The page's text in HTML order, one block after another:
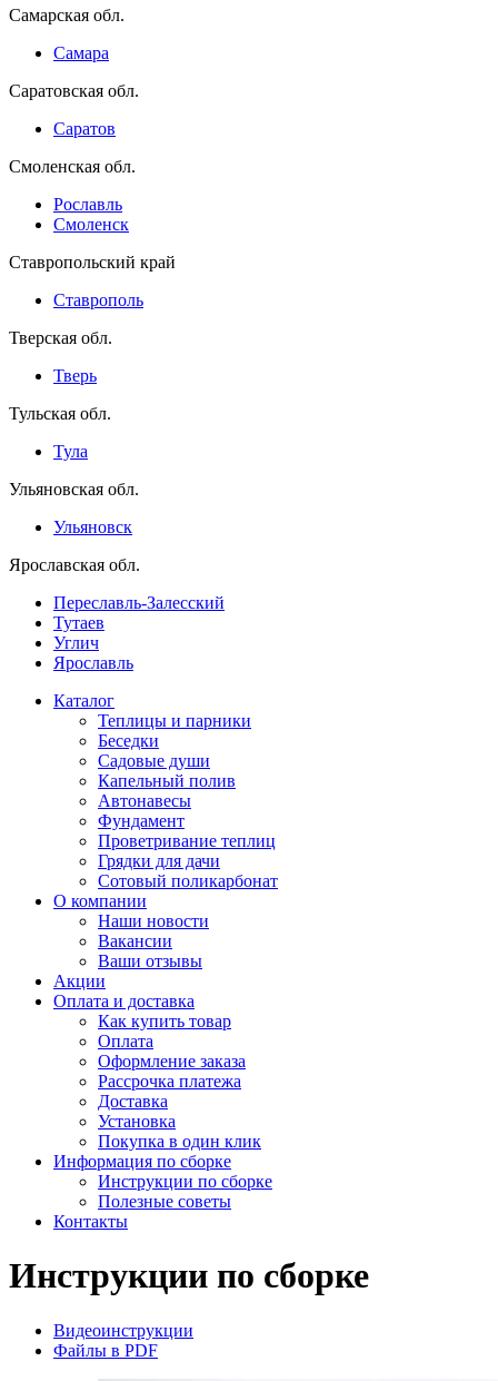
Самарская обл.
Самара
Саратовская обл.
Саратов
Смоленская обл.
Рославль
Смоленск
Ставропольский край
Ставрополь
Тверская обл.
Тверь
Тульская обл.
Тула
Ульяновская обл.
Ульяновск
Ярославская обл.
Переславль-Залесский
Тутаев
Углич
Ярославль
Каталог
Теплицы и парники
Беседки
Садовые души
Капельный полив
Автонавесы
Фундамент
Проветривание теплиц
Грядки для дачи
Сотовый поликарбонат
О компании
Наши новости
Вакансии
Ваши отзывы
Акции
Оплата и доставка
Как купить товар
Оплата
Оформление заказа
Рассрочка платежа
Доставка
Установка
Покупка в один клик
Информация по сборке
Инструкции по сборке
Полезные советы
Контакты
Инструкции по сборке
Видеоинструкции
Файлы в PDF